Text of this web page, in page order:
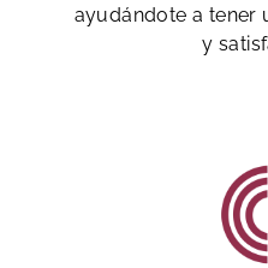
ayudándote a tener
y